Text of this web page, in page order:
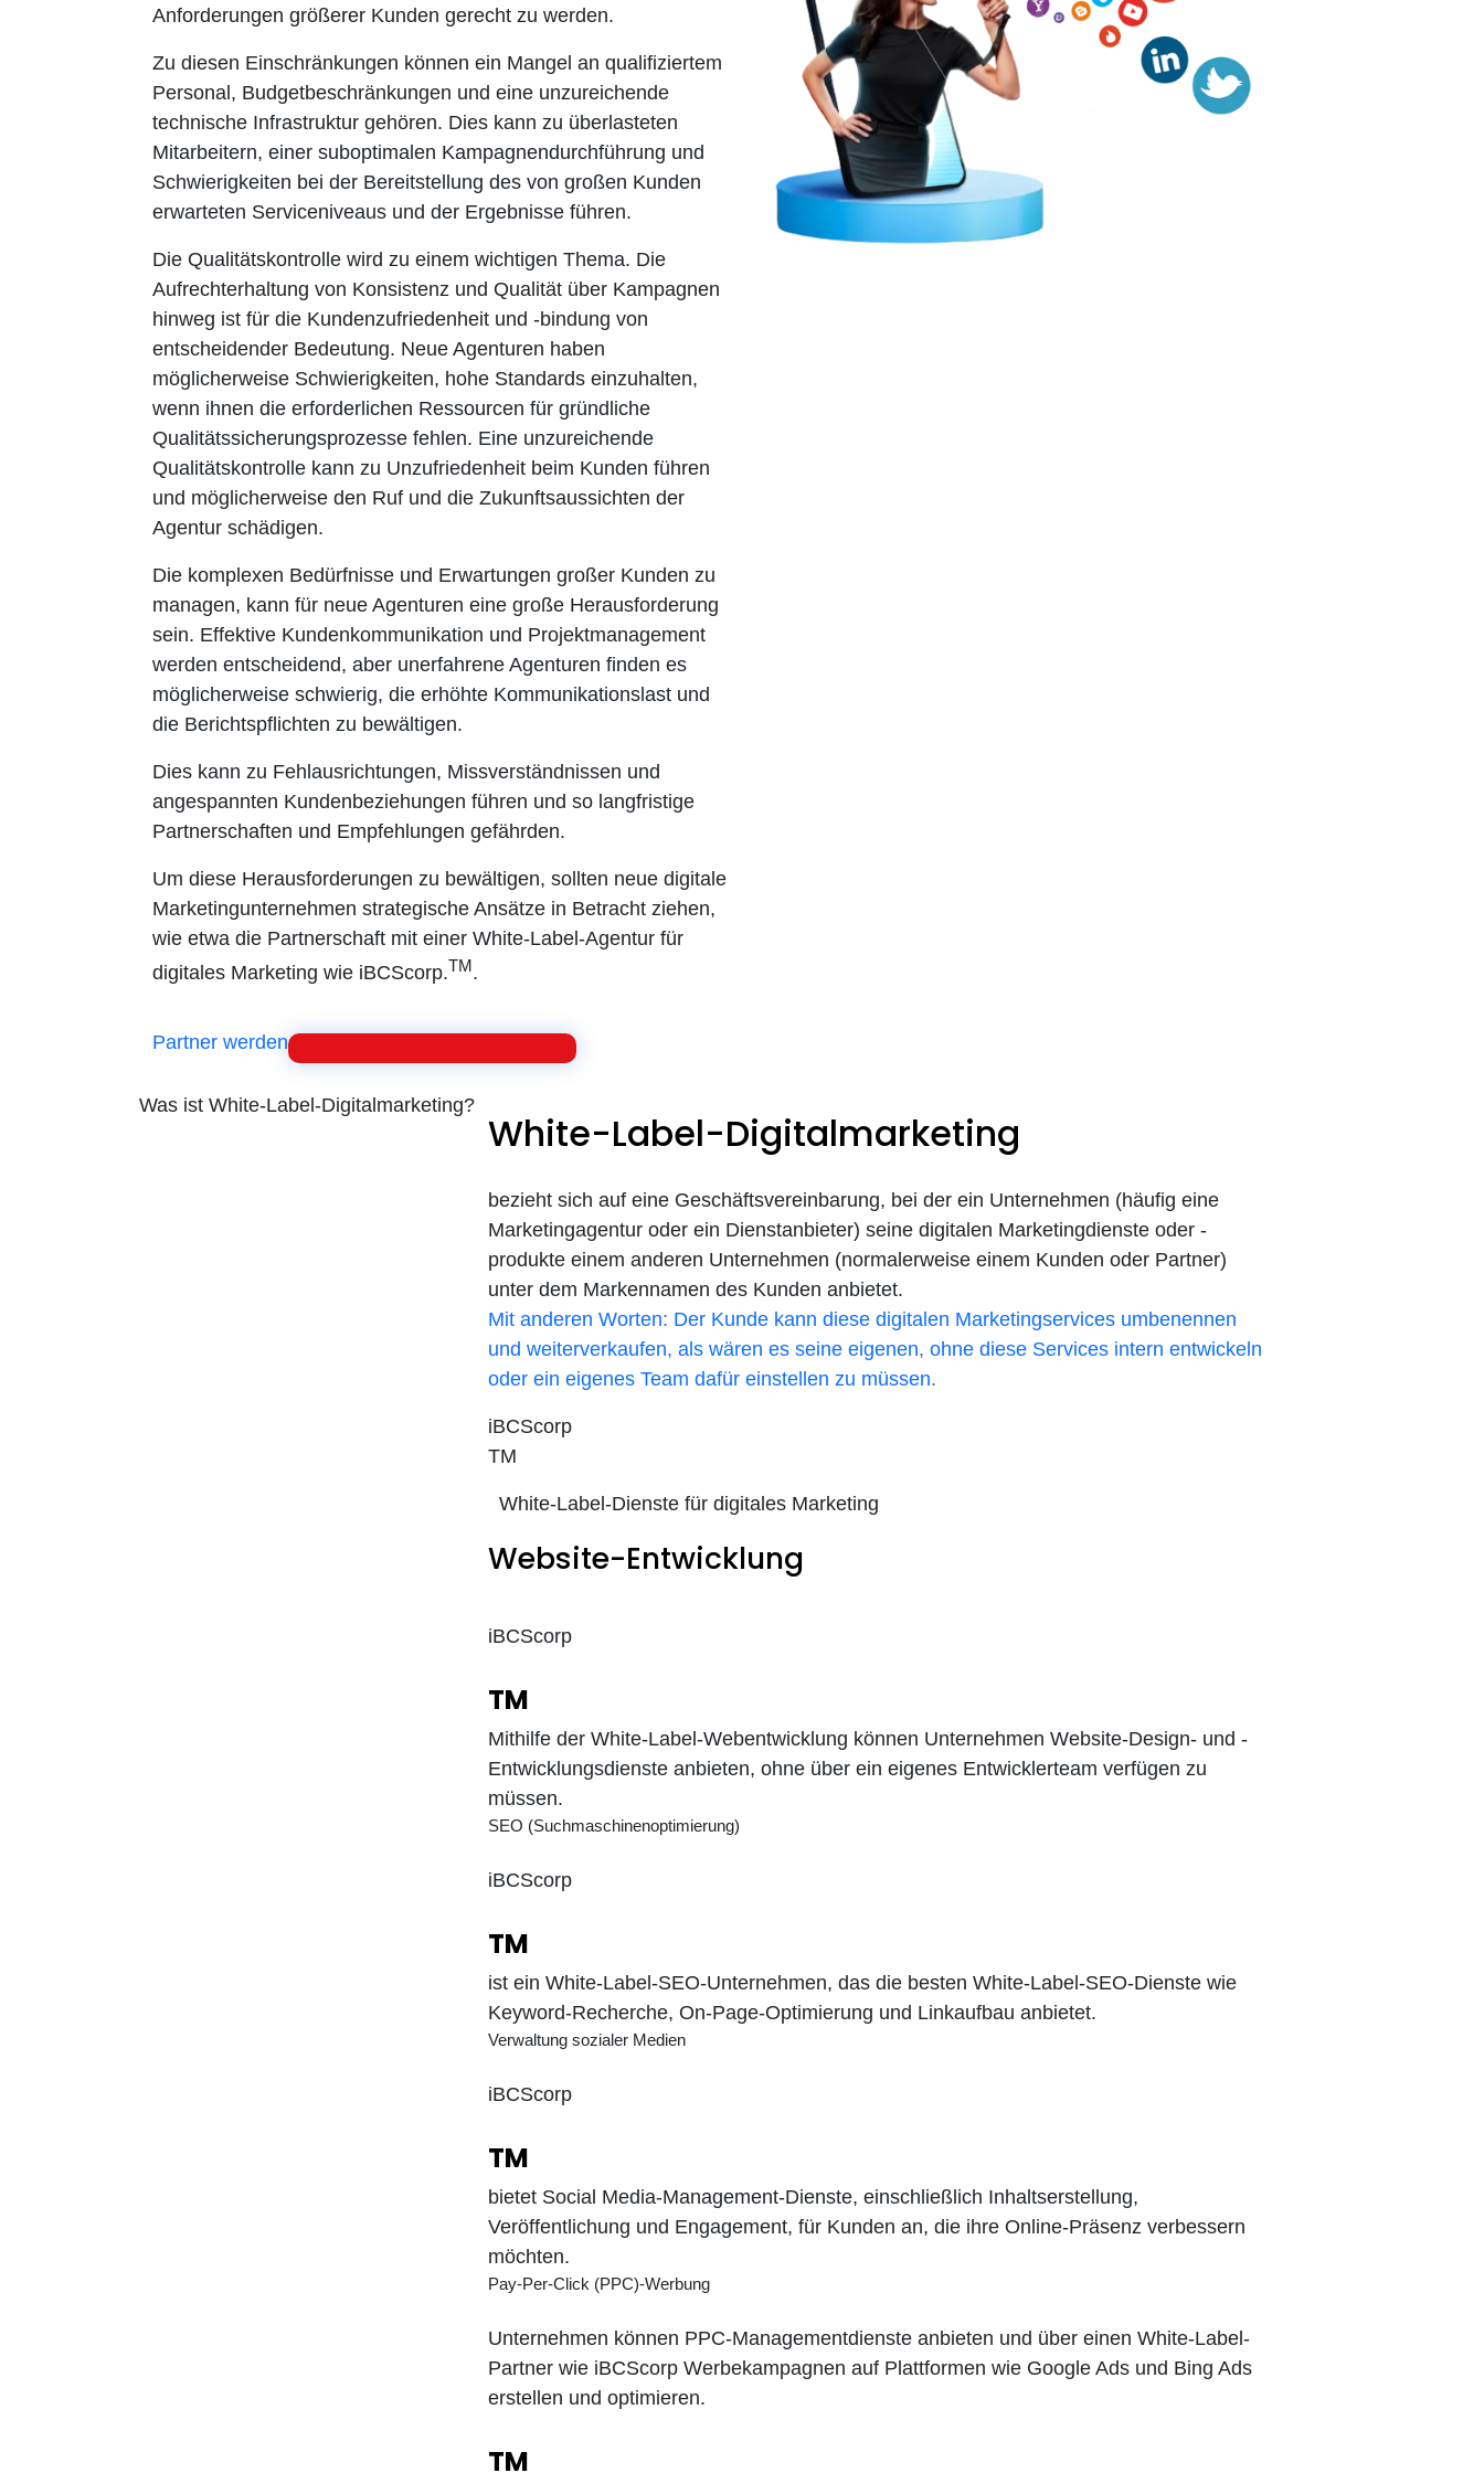
Anforderungen größerer Kunden gerecht zu werden.
Zu diesen Einschränkungen können ein Mangel an qualifiziertem
Personal, Budgetbeschränkungen und eine unzureichende
technische Infrastruktur gehören. Dies kann zu überlasteten
Mitarbeitern, einer suboptimalen Kampagnendurchführung und
Schwierigkeiten bei der Bereitstellung des von großen Kunden
erwarteten Serviceniveaus und der Ergebnisse führen.
Die Qualitätskontrolle wird zu einem wichtigen Thema. Die
Aufrechterhaltung von Konsistenz und Qualität über Kampagnen
hinweg ist für die Kundenzufriedenheit und -bindung von
entscheidender Bedeutung. Neue Agenturen haben
möglicherweise Schwierigkeiten, hohe Standards einzuhalten,
wenn ihnen die erforderlichen Ressourcen für gründliche
Qualitätssicherungsprozesse fehlen. Eine unzureichende
Qualitätskontrolle kann zu Unzufriedenheit beim Kunden führen
und möglicherweise den Ruf und die Zukunftsaussichten der
Agentur schädigen.
Die komplexen Bedürfnisse und Erwartungen großer Kunden zu
managen, kann für neue Agenturen eine große Herausforderung
sein. Effektive Kundenkommunikation und Projektmanagement
werden entscheidend, aber unerfahrene Agenturen finden es
möglicherweise schwierig, die erhöhte Kommunikationslast und
die Berichtspflichten zu bewältigen.
Dies kann zu Fehlausrichtungen, Missverständnissen und
angespannten Kundenbeziehungen führen und so langfristige
Partnerschaften und Empfehlungen gefährden.
Um diese Herausforderungen zu bewältigen, sollten neue digitale
Marketingunternehmen strategische Ansätze in Betracht ziehen,
wie etwa die Partnerschaft mit einer White-Label-Agentur für
digitales Marketing wie iBCScorp.TM.
Partner werden
Was ist White-Label-Digitalmarketing?
White-Label-Digitalmarketing
bezieht sich auf eine Geschäftsvereinbarung, bei der ein Unternehmen (häufig eine
Marketingagentur oder ein Dienstanbieter) seine digitalen Marketingdienste oder -
produkte einem anderen Unternehmen (normalerweise einem Kunden oder Partner)
unter dem Markennamen des Kunden anbietet.
Mit anderen Worten: Der Kunde kann diese digitalen Marketingservices umbenennen
und weiterverkaufen, als wären es seine eigenen, ohne diese Services intern entwickeln
oder ein eigenes Team dafür einstellen zu müssen.
iBCScorp
TM
White-Label-Dienste für digitales Marketing
Website-Entwicklung
iBCScorp
TM
Mithilfe der White-Label-Webentwicklung können Unternehmen Website-Design- und -
Entwicklungsdienste anbieten, ohne über ein eigenes Entwicklerteam verfügen zu
müssen.
SEO (Suchmaschinenoptimierung)
iBCScorp
TM
ist ein White-Label-SEO-Unternehmen, das die besten White-Label-SEO-Dienste wie
Keyword-Recherche, On-Page-Optimierung und Linkaufbau anbietet.
Verwaltung sozialer Medien
iBCScorp
TM
bietet Social Media-Management-Dienste, einschließlich Inhaltserstellung,
Veröffentlichung und Engagement, für Kunden an, die ihre Online-Präsenz verbessern
möchten.
Pay-Per-Click (PPC)-Werbung
Unternehmen können PPC-Managementdienste anbieten und über einen White-Label-
Partner wie iBCScorp Werbekampagnen auf Plattformen wie Google Ads und Bing Ads
erstellen und optimieren.
TM